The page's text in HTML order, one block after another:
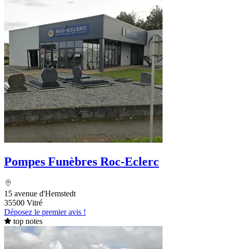
Pompes Funèbres Roc-Eclerc
15 avenue d'Hemstedt
35500 Vitré
Déposez le premier avis !
top notes